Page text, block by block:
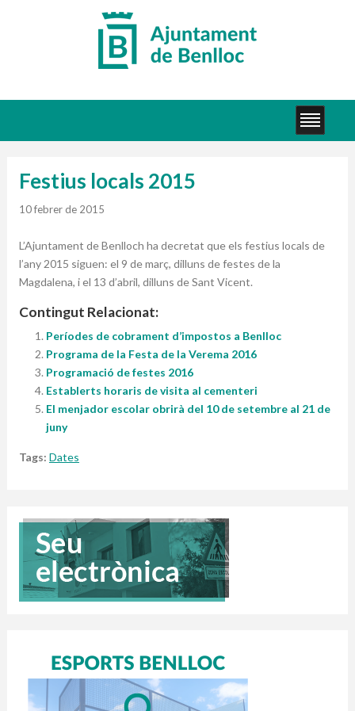
Festius locals 2015
10 febrer de 2015
L’Ajuntament de Benlloch ha decretat que els festius locals de
l’any 2015 siguen: el 9 de març, dilluns de festes de la
Magdalena, i el 13 d’abril, dilluns de Sant Vicent.
Contingut Relacionat:
Períodes de cobrament d’impostos a Benlloc
Programa de la Festa de la Verema 2016
Programació de festes 2016
Establerts horaris de visita al cementeri
El menjador escolar obrirà del 10 de setembre al 21 de
juny
Tags: Dates